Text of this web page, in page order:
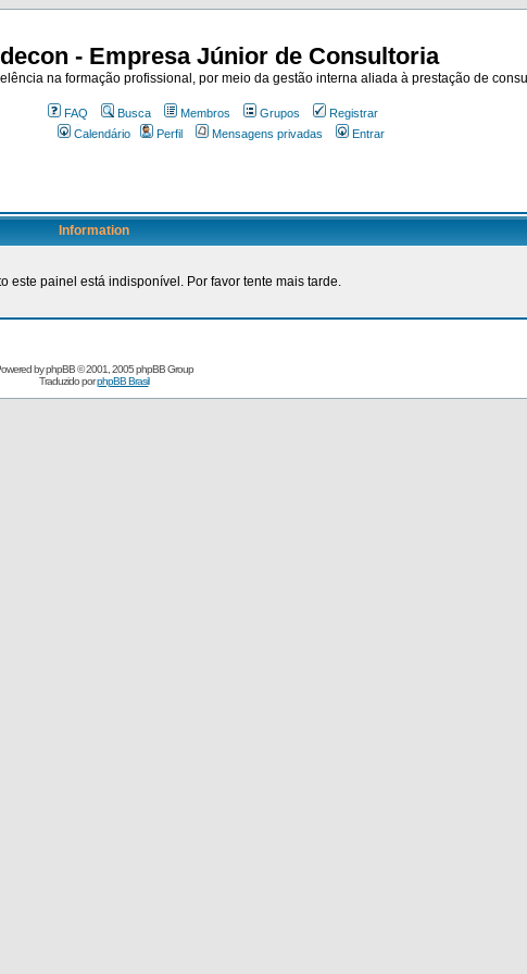
- Empresa Júnior de Consultoria
na formação profissional, por meio da gestão interna aliada à prestação de
FAQ Busca Membros Grupos
Registrar
Calendário
Perfil Mensagens privadas Entrar
Information
este painel está indisponível. Por favor tente mais tarde.
byphpBB© 2001, 2005 phpBB Group
Traduzido porphpBB Brasil